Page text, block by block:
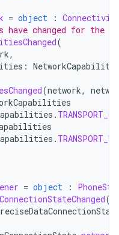
= object :
changed for the
(
,
:
(network,
.
.
= object :
(